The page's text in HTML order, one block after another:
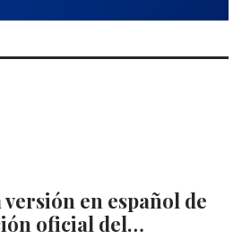
en español de
oficial del…